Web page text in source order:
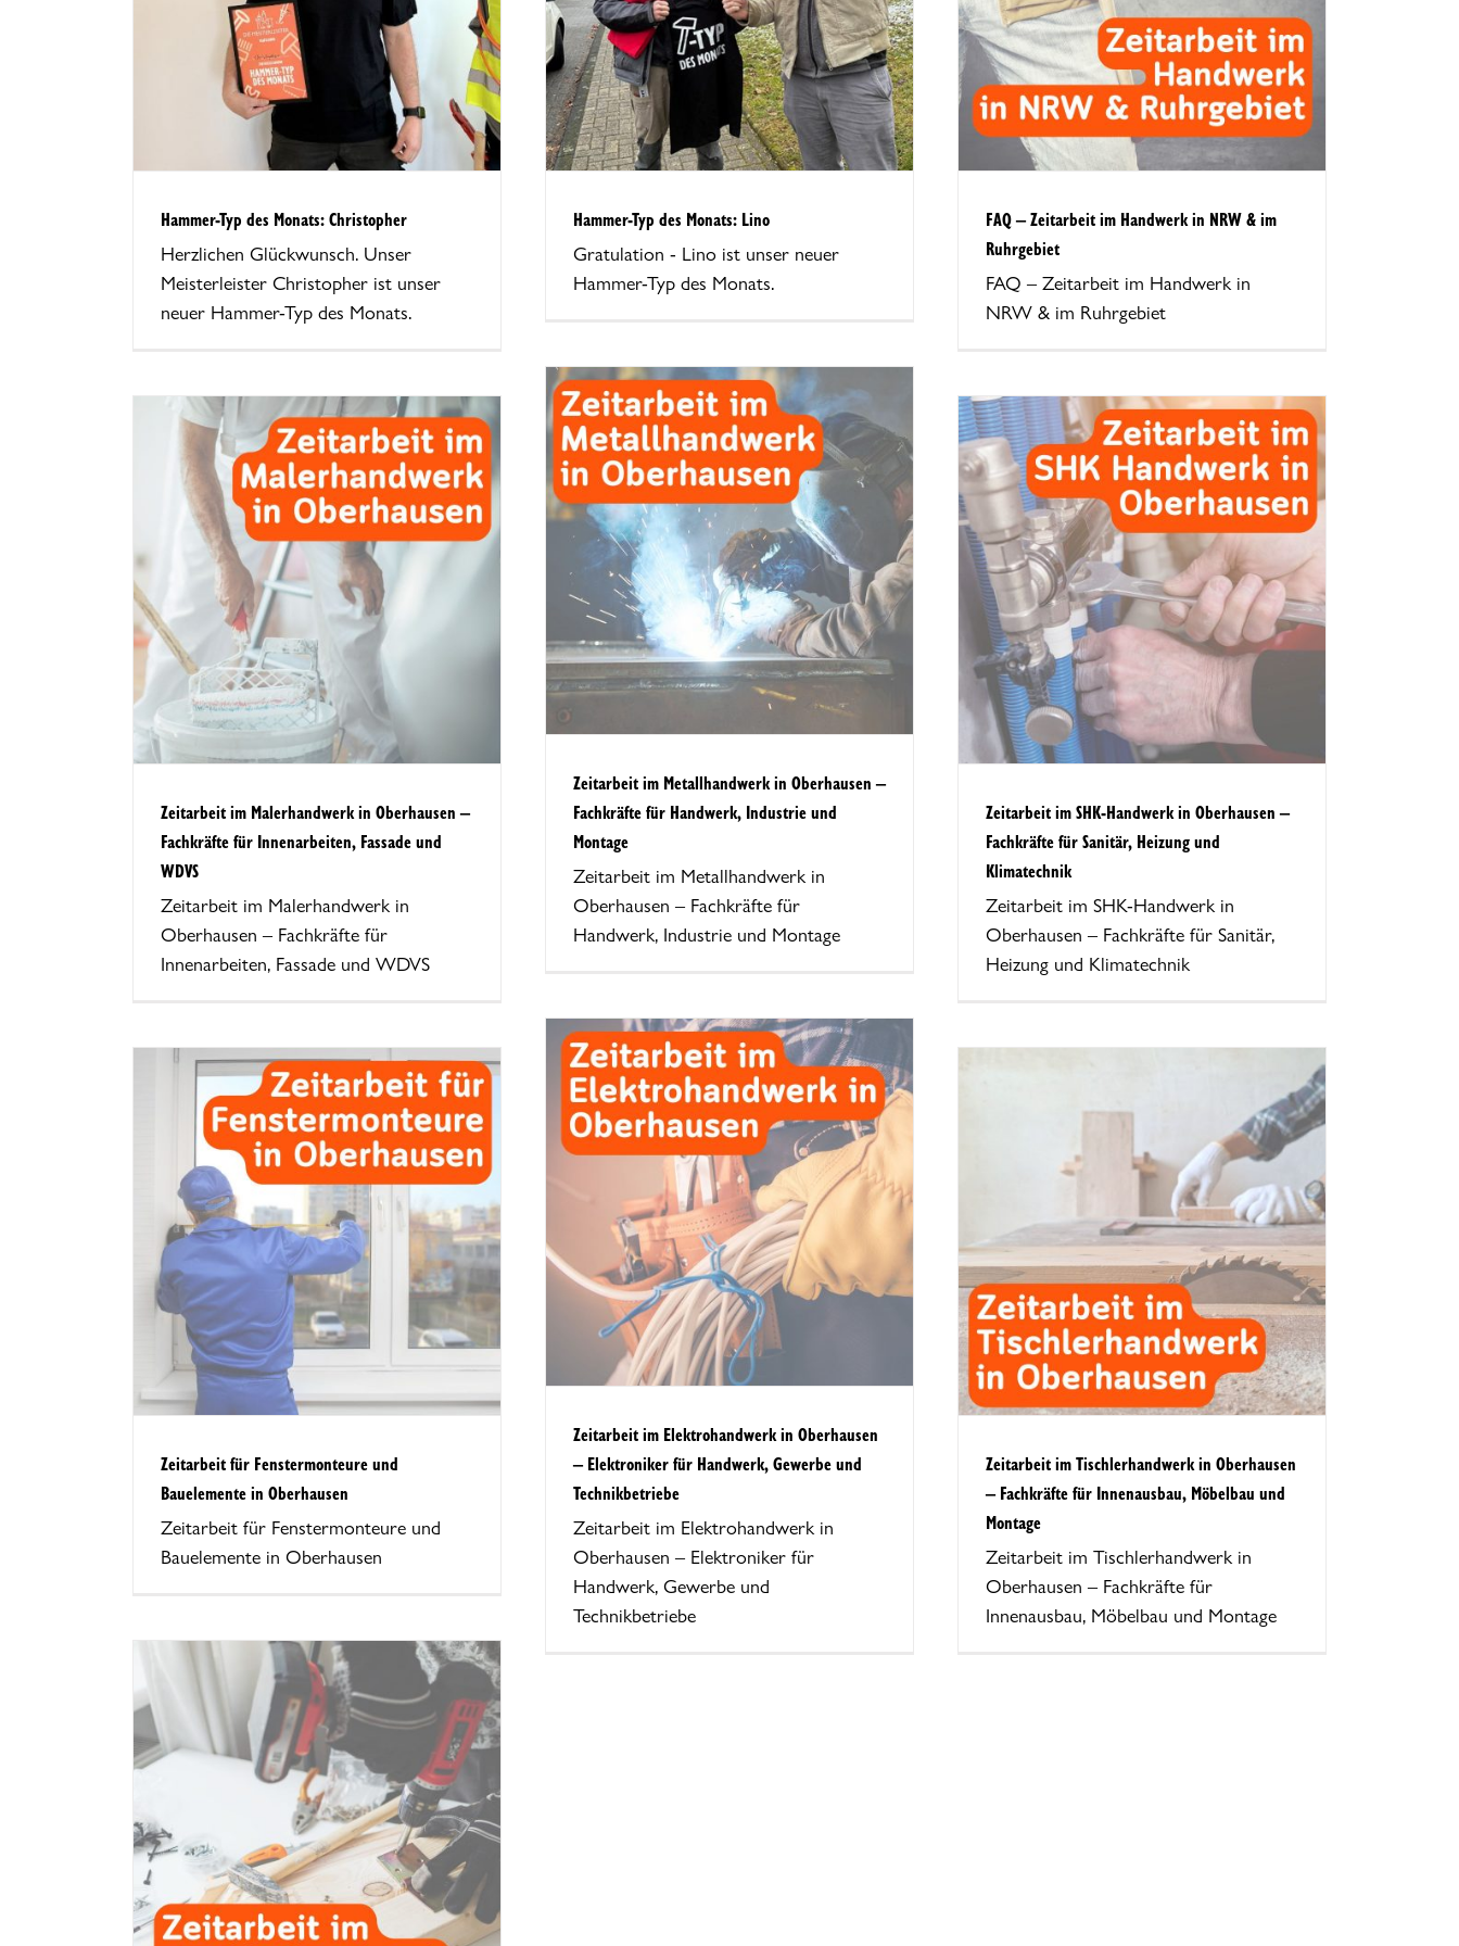
Hammer-Typ des Monats: Christopher
Herzlichen Glückwunsch. Unser
Meisterleister Christopher ist unser
neuer Hammer-Typ des Monats.
Hammer-Typ des Monats: Lino
Gratulation - Lino ist unser neuer
Hammer-Typ des Monats.
NRW & im Ruhrgebiet
FAQ – Zeitarbeit im Handwerk in NRW & im
Ruhrgebiet
FAQ – Zeitarbeit im Handwerk in
NRW & im Ruhrgebiet
Zeitarbeit im Metallhandwerk in
Oberhausen – Fachkräfte für
Handwerk, Industrie und Montage
Zeitarbeit im Metallhandwerk in Oberhausen –
Fachkräfte für Handwerk, Industrie und
Montage
Zeitarbeit im Metallhandwerk in
Oberhausen – Fachkräfte für
Handwerk, Industrie und Montage
Zeitarbeit im Malerhandwerk in Oberhausen –
Fachkräfte für Innenarbeiten, Fassade und
WDVS
Zeitarbeit im Malerhandwerk in
Oberhausen – Fachkräfte für
Innenarbeiten, Fassade und WDVS
Zeitarbeit im SHK-Handwerk in
Oberhausen – Fachkräfte für
Sanitär, Heizung und Klimatechnik
Zeitarbeit im SHK-Handwerk in Oberhausen –
Fachkräfte für Sanitär, Heizung und
Klimatechnik
Zeitarbeit im SHK-Handwerk in
Oberhausen – Fachkräfte für Sanitär,
Heizung und Klimatechnik
Zeitarbeit im Elektrohandwerk in
Oberhausen – Elektroniker für
Handwerk, Gewerbe und
Technikbetriebe
Zeitarbeit im Elektrohandwerk in Oberhausen
– Elektroniker für Handwerk, Gewerbe und
Technikbetriebe
Zeitarbeit im Elektrohandwerk in
Oberhausen – Elektroniker für
Handwerk, Gewerbe und
Technikbetriebe
Zeitarbeit für Fenstermonteure und
Bauelemente in Oberhausen
Zeitarbeit für Fenstermonteure und
Bauelemente in Oberhausen
Zeitarbeit im Tischlerhandwerk in
Oberhausen – Fachkräfte für
Innenausbau, Möbelbau und
Montage
Zeitarbeit im Tischlerhandwerk in Oberhausen
– Fachkräfte für Innenausbau, Möbelbau und
Montage
Zeitarbeit im Tischlerhandwerk in
Oberhausen – Fachkräfte für
Innenausbau, Möbelbau und Montage